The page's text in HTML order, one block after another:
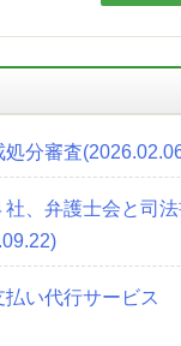
分審査
、弁護士会と司
い代行サービス